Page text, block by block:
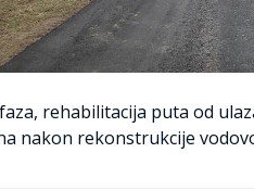
rehabilitacija puta od
nakon rekonstrukcije